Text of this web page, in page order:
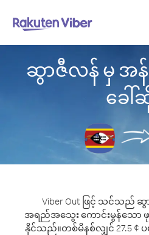
ဆွာဇီလန် မှ အ
ခေါ်
Viber Out ဖြင့် သင်သည်
အရည်အသွေး ကောင်းမွန်သော ဖု
နိုင်သည်။တစ်မိနစ်လျှင် 27.5 ¢